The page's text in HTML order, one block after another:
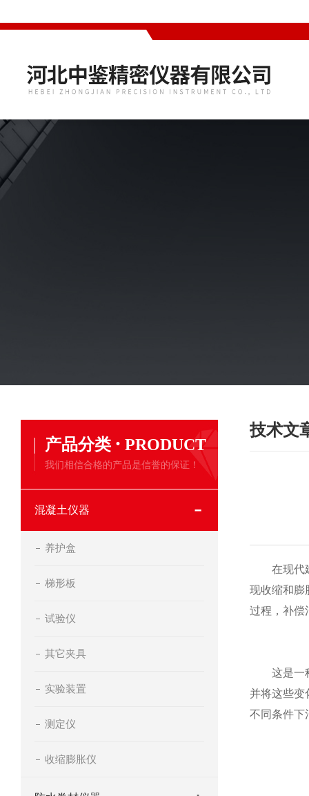
产品分类 · PRODUCT
我们相信合格的产品是信誉的保证！
混凝土仪器
养护盒
梯形板
试验仪
其它夹具
实验装置
测定仪
收缩膨胀仪
技术文
在现代建
现收缩和膨
过程，补偿
这是一种
并将这些变
不同条件下